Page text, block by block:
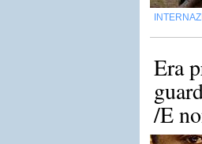
Era
/E